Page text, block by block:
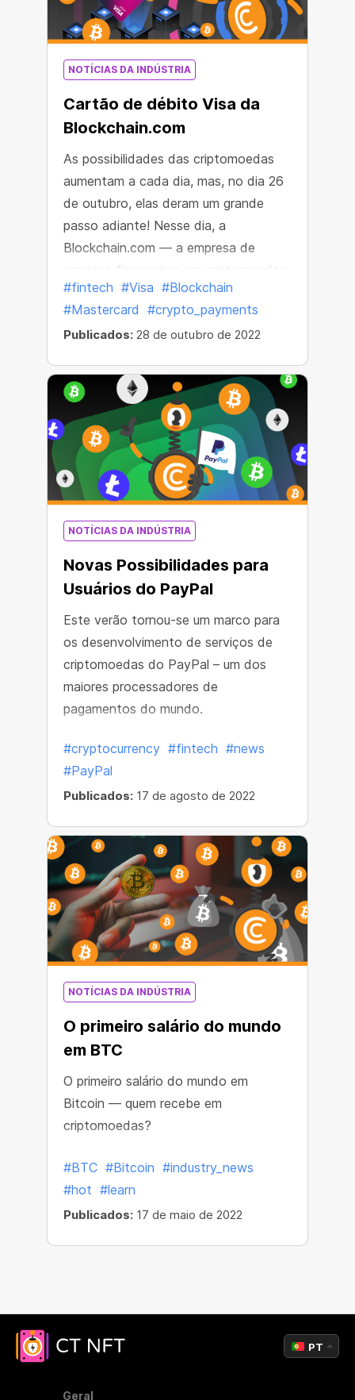
NOTÍCIAS DA INDÚSTRIA
Cartão de débito Visa da
Blockchain.com
As possibilidades das criptomoedas
aumentam a cada dia, mas, no dia 26
de outubro, elas deram um grande
passo adiante! Nesse dia, a
Blockchain.com — a empresa de
serviços financeiros em criptomoedas
mais popular do mundo — mostrou ao
mundo seu novo Blockchain.com
Visa® Card.
#fintech #Visa #Blockchain
#Mastercard #crypto_payments
Publicados: 28 de outubro de 2022
NOTÍCIAS DA INDÚSTRIA
Novas Possibilidades para
Usuários do PayPal
Este verão tornou-se um marco para
os desenvolvimento de serviços de
criptomoedas do PayPal – um dos
maiores processadores de
pagamentos do mundo.
#cryptocurrency #fintech #news
#PayPal
Publicados: 17 de agosto de 2022
NOTÍCIAS DA INDÚSTRIA
O primeiro salário do mundo
em BTC
O primeiro salário do mundo em
Bitcoin — quem recebe em
criptomoedas?
#BTC #Bitcoin #industry_news
#hot #learn
Publicados: 17 de maio de 2022
Geral
PT